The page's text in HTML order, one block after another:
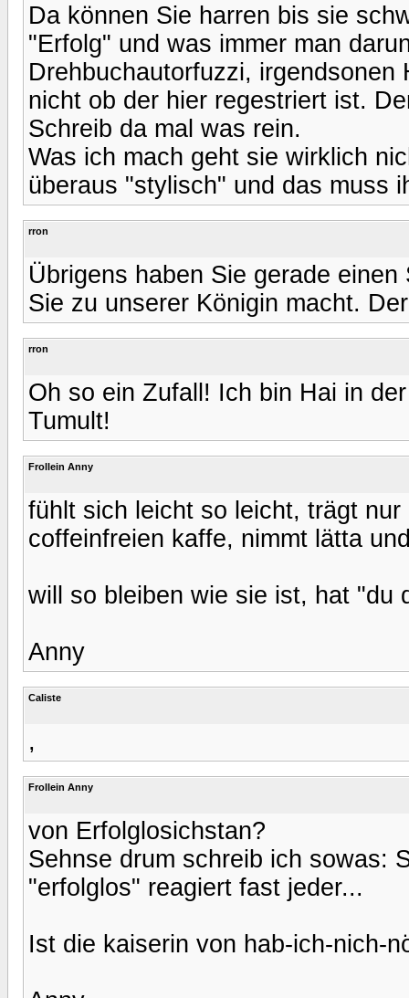
Da können Sie harren bis sie
"Erfolg" und was immer man
Drehbuchautorfuzzi,
nicht ob der hier regestriert ist.
Schreib da mal was rein.
Was ich mach geht sie wirklich
überaus "stylisch" und das muss
rron
Übrigens haben Sie gerade
Sie zu unserer Königin macht.
rron
Oh so ein Zufall! Ich bin Hai in
Tumult!
Frollein Anny
fühlt sich leicht so leicht, trägt
coffeinfreien kaffe, nimmt lätta
will so bleiben wie sie ist, hat "du
Anny
Caliste
,
Frollein Anny
von Erfolglosichstan?
Sehnse drum schreib ich sowas:
"erfolglos" reagiert fast jeder...
Ist die kaiserin von hab-ich-nich-